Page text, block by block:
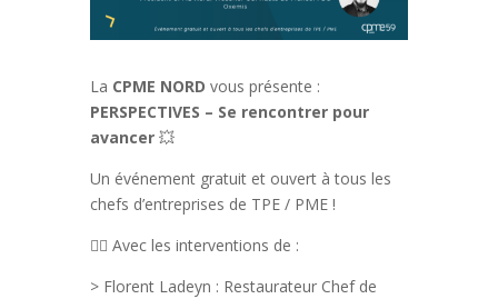
La CPME NORD vous présente :
PERSPECTIVES – Se rencontrer pour
avancer💥
Un événement gratuit et ouvert à tous les
chefs d’entreprises de TPE / PME !
👉🏻 Avec les interventions de :
> Florent Ladeyn : Restaurateur Chef de